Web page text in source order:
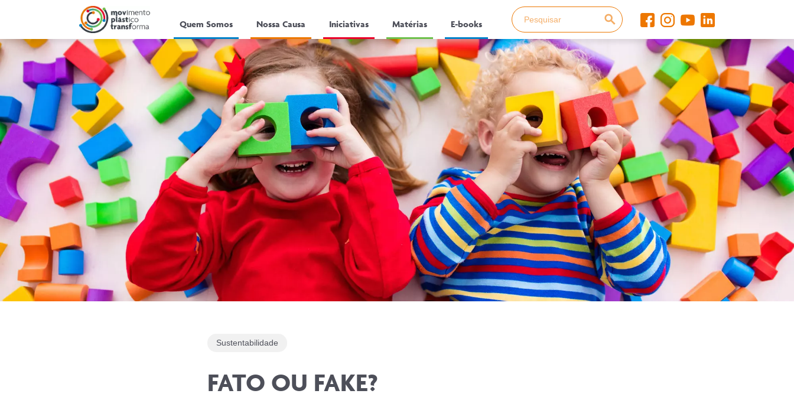
Quem Somos Nossa Causa Iniciativas Matérias E-books
Pesquisa
PESQUISARFacebook
Instagram
YoutubeLinkedin
Sustentabilidade
FATO OU FAKE?